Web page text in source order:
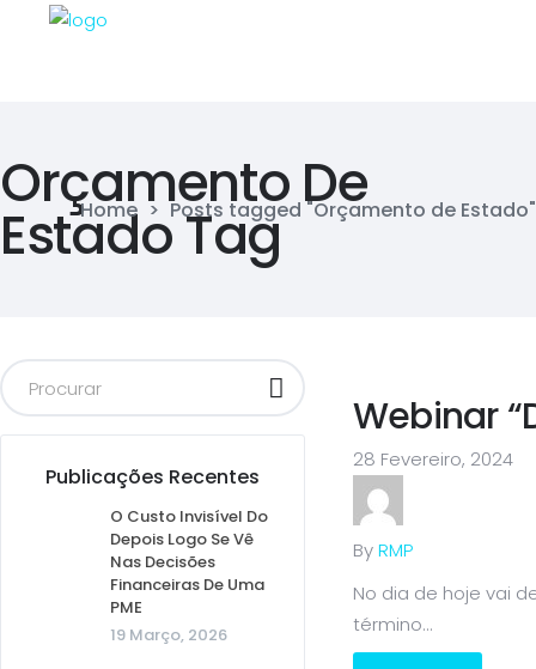
Orçamento De
Estado Tag
Home > Posts tagged "Orçamento de Estado"
Publicações Recentes
O Custo Invisível Do
Depois Logo Se Vê
Nas Decisões
Financeiras De Uma
PME
19 Março, 2026
Webinar
28 Fevereiro, 2024
ByRMP
No dia de hoje vai
término...